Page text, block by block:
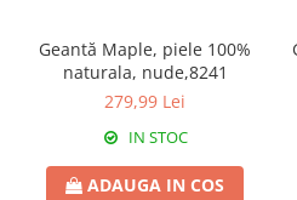
Geantă Maple, piele 100%
naturala, nude,8241
279,99 Lei
IN STOC
ADAUGA IN COS